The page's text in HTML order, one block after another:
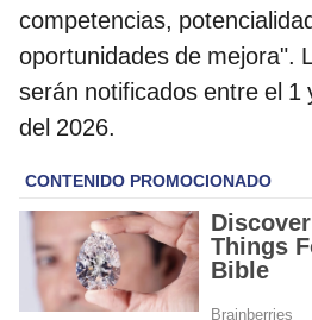
competencias,
oportunidades de mejora".
serán notificados entre el 1
del 2026.